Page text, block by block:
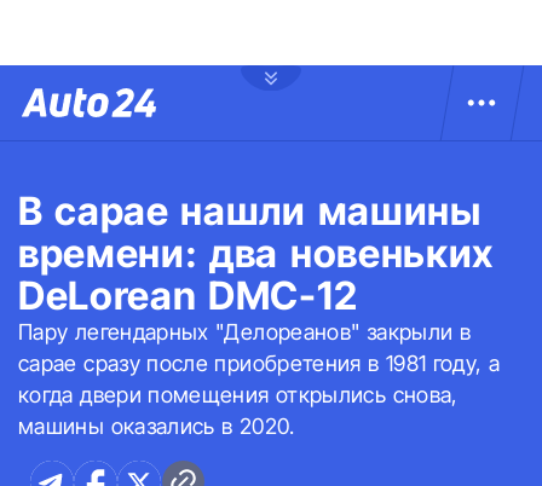
В сарае нашли машины
времени: два новеньких
DeLorean DMC-12
Пару легендарных "Делореанов" закрыли в
сарае сразу после приобретения в 1981 году, а
когда двери помещения открылись снова,
машины оказались в 2020.